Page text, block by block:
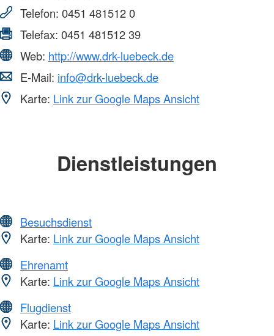
Telefon: 0451 481512 0
Telefax: 0451 481512 39
Web: http://www.drk-luebeck.de
E-Mail: info@drk-luebeck.de
Karte: Link zur Google Maps Ansicht
Dienstleistungen
Besuchsdienst
Karte: Link zur Google Maps Ansicht
Ehrenamt
Karte: Link zur Google Maps Ansicht
Flugdienst
Karte: Link zur Google Maps Ansicht